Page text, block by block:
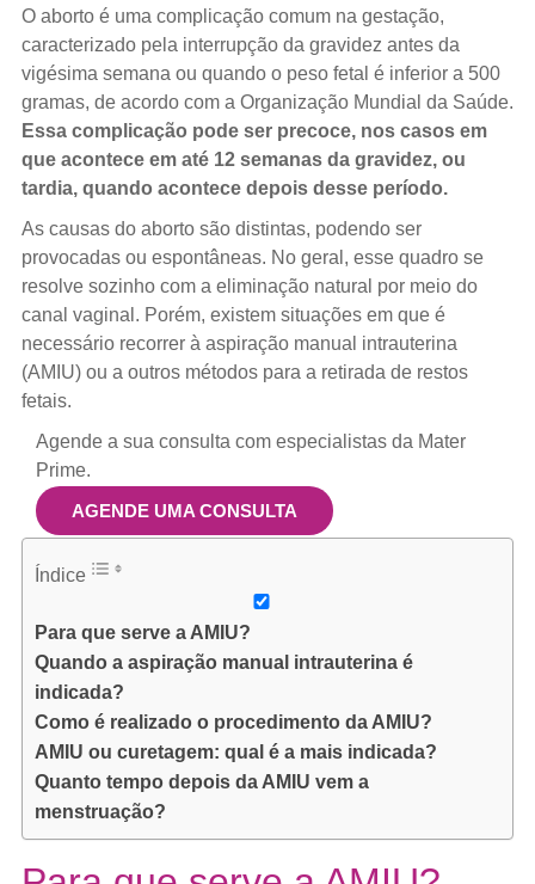
O aborto é uma complicação comum na gestação,
caracterizado pela interrupção da gravidez antes da
vigésima semana ou quando o peso fetal é inferior a 500
gramas, de acordo com a Organização Mundial da Saúde.
Essa complicação pode ser precoce, nos casos em
que acontece em até 12 semanas da gravidez, ou
tardia, quando acontece depois desse período.
As causas do aborto são distintas, podendo ser
provocadas ou espontâneas. No geral, esse quadro se
resolve sozinho com a eliminação natural por meio do
canal vaginal. Porém, existem situações em que é
necessário recorrer à aspiração manual intrauterina
(AMIU) ou a outros métodos para a retirada de restos
fetais.
Agende a sua consulta com especialistas da Mater
Prime.
AGENDE UMA CONSULTA
Índice
Para que serve a AMIU?
Quando a aspiração manual intrauterina é
indicada?
Como é realizado o procedimento da AMIU?
AMIU ou curetagem: qual é a mais indicada?
Quanto tempo depois da AMIU vem a
menstruação?